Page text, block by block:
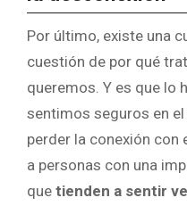
Por último, existe una
cuestión de por qué
queremos. Y es que lo
sentimos seguros en
perder la conexión con
a personas con una
que tienden a sentir